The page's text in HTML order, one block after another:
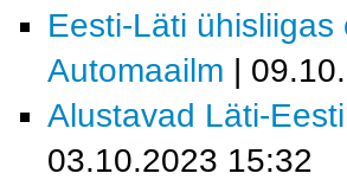
Eesti-Läti
Automaailm |
Alustavad Läti-
03.10.2023 15:32